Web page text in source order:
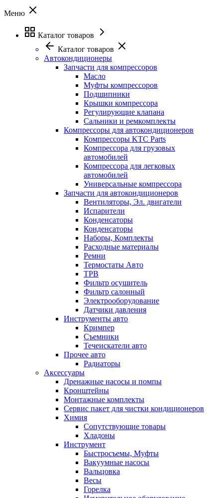
Меню
Каталог товаров
Каталог товаров
Автокондиционеры
Запчасти для компрессоров
Масло
Муфты компрессоров
Подшипники
Крышки компрессора
Регулирующие клапана
Сальники и ремкомплекты
Компрессоры для автокондиционеров
Компрессоры KTC Parts
Компрессора для грузовых
автомобилей
Компрессора для легковых
автомобилей
Универсальные компрессора
Запчасти для автокондиционеров
Вентиляторы, Эл. двигатели
Испарители
Конденсаторы
Конденсаторы
Наборы, Комплекты
Расходные материалы
Ремни
Термостаты Авто
ТРВ
Фильтр осушитель
Фильтр салонный
Электрооборудование
Датчики давления
Инструменты авто
Кримпер
Съемники
Течеискатели авто
Прочее авто
Радиаторы
Аксессуары
Дренажные насосы и помпы
Кронштейны
Монтажные комплекты
Сервис пакет для чистки кондиционеров
Химия
Сопутствующие товары
Хладоны
Инструмент
Быстросъемы, Муфты
Вакуумные насосы
Вальцовка
Весы
Горелка